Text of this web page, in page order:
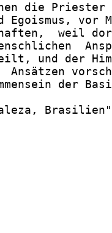
die
Egoismus, vor
weil
und der
Ansätzen
der
Brasilien"